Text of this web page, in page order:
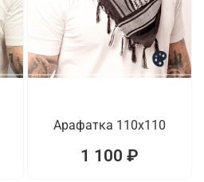
1 1
Арафатка 110x110
1 100 ₽